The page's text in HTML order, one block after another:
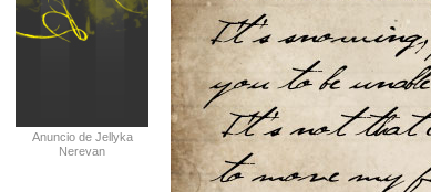
Anuncio de Jellyka
Nerevan